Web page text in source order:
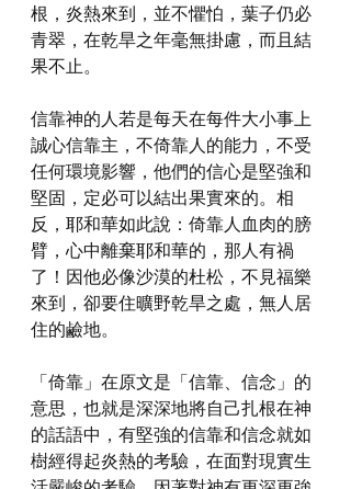
根，炎熱來到，並不懼怕，葉子仍必
青翠，在乾旱之年毫無掛慮，而且結
果不止。
信靠神的人若是每天在每件大小事上
誠心信靠主，不倚靠人的能力，不受
任何環境影響，他們的信心是堅強和
堅固，定必可以結出果實來的。相
反，耶和華如此說：倚靠人血肉的膀
臂，心中離棄耶和華的，那人有禍
了！因他必像沙漠的杜松，不見福樂
來到，卻要住曠野乾旱之處，無人居
住的鹼地。
「倚靠」在原文是「信靠、信念」的
意思，也就是深深地將自己扎根在神
的話語中，有堅強的信靠和信念就如
樹經得起炎熱的考驗，在面對現實生